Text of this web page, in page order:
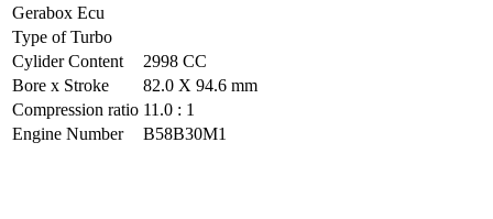
Gerabox Ecu
Type of Turbo
Cylider Content
2998 CC
Bore x Stroke
82.0 X 94.6 mm
Compression ratio 11.0 : 1
Engine Number
B58B30M1